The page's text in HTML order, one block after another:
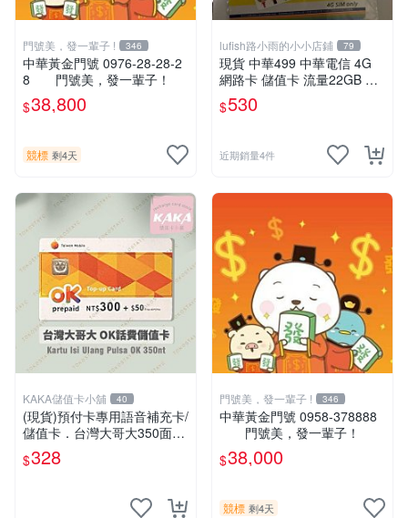
門號美，發一輩子 ! 346
中華黃金門號 0976-28-28-2
8 門號美，發一輩子！
$38,800
競標 剩4天
lufish路小雨的小小店鋪 79
現貨 中華499 中華電信 4G
網路卡 儲值卡 流量22GB 吃
到飽 （非門號不能插卡即
用）中華電信如意卡專用
$530
近期銷量4件
KAKA儲值卡小舖 40
(現貨)預付卡專用語音補充卡/
儲值卡．台灣大哥大350面額
．OK 350 [KAKA儲值卡小舖]
$328
門號美，發一輩子 ! 346
中華黃金門號 0958-378888
門號美，發一輩子！
$38,000
競標 剩4天